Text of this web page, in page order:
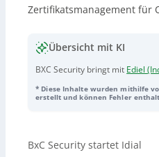
Zertifikatsmanagement für
Übersicht mit KI
BXC Security bringt mit Ediel
agentenlose Software für
Controller, SPS, Sensorik und
* Diese Inhalte wurden mithilfe
erstellt und können Fehler
BxC Security startet Idial